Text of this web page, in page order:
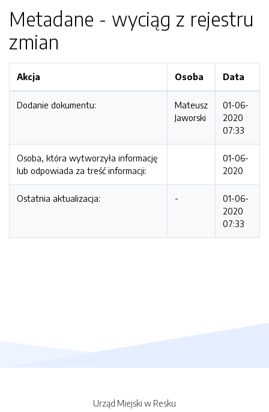
Metadane - wyciąg z rejestru
zmian
Akcja Osoba Data
Dodanie dokumentu:
Mateusz
Jaworski
01-06-
2020
07:33
Osoba, która wytworzyła informację
lub odpowiada za treść informacji:
01-06-
2020
Ostatnia aktualizacja: -
01-06-
2020
07:33
Urząd Miejski w Resku